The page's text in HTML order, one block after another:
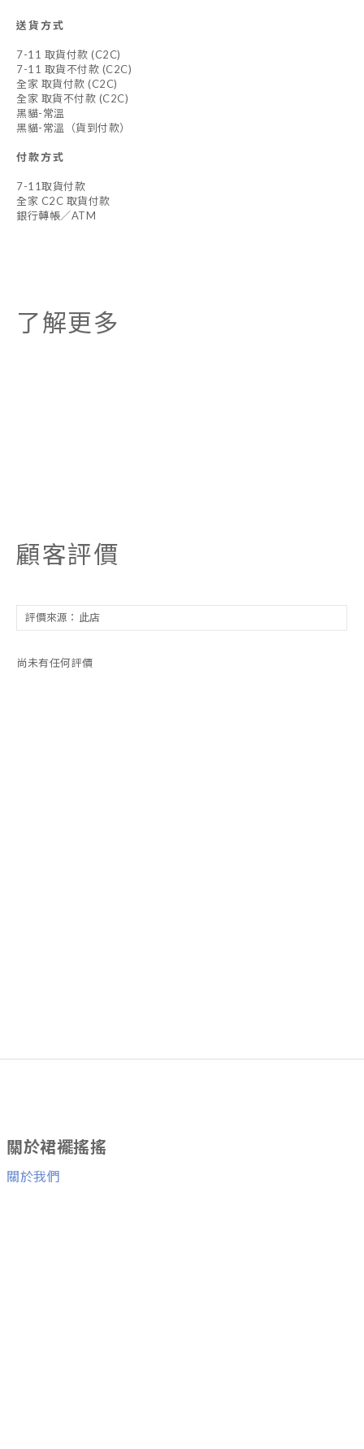
送貨方式
7-11 取貨付款 (C2C)
7-11 取貨不付款 (C2C)
全家 取貨付款 (C2C)
全家 取貨不付款 (C2C)
黑貓-常溫
黑貓-常溫（貨到付款）
付款方式
7-11取貨付款
全家 C2C 取貨付款
銀行轉帳／ATM
了解更多
顧客評價
尚未有任何評價
關於裙襬搖搖
關於我們